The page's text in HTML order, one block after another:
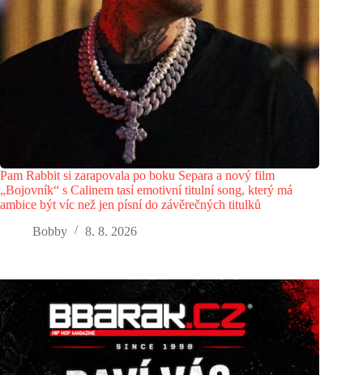
Pam Rabbit si zarapovala po boku Separa a nový film
„Bojovník“ s Calinem tasí emotivní titulní song, který má
ambice být víc než jen písní do závěrečných titulků
Bobby
8. 8. 2026